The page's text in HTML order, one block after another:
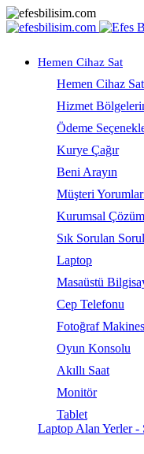
Hemen Cihaz Sat
Hemen Cihaz Sat
Hizmet
Ödeme
Kurye Çağır
Beni Arayın
Müşteri
Kurumsal
Sık Sorulan
Laptop
Masaüstü
Cep Telefonu
Fotoğraf
Oyun Konsolu
Akıllı Saat
Monitör
Tablet
Laptop Alan Yerler -